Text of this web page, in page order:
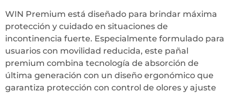
WIN Premium está diseñado para brindar máxima
protección y cuidado en situaciones de
incontinencia fuerte. Especialmente formulado para
usuarios con movilidad reducida, este pañal
premium combina tecnología de absorción de
última generación con un diseño ergonómico que
garantiza protección con control de olores y ajuste